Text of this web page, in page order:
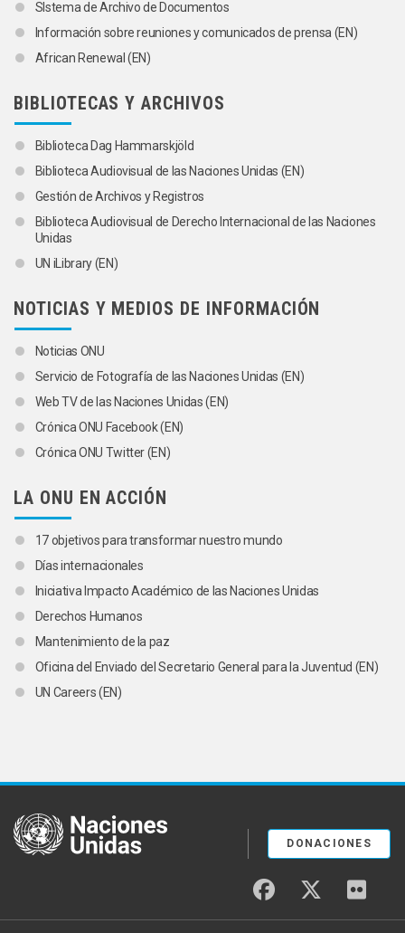
SIstema de Archivo de Documentos
Información sobre reuniones y comunicados de prensa (EN)
African Renewal (EN)
BIBLIOTECAS Y ARCHIVOS
Biblioteca Dag Hammarskjöld
Biblioteca Audiovisual de las Naciones Unidas (EN)
Gestión de Archivos y Registros
Biblioteca Audiovisual de Derecho Internacional de las Naciones
Unidas
UN iLibrary (EN)
NOTICIAS Y MEDIOS DE INFORMACIÓN
Noticias ONU
Servicio de Fotografía de las Naciones Unidas (EN)
Web TV de las Naciones Unidas (EN)
Crónica ONU Facebook (EN)
Crónica ONU Twitter (EN)
LA ONU EN ACCIÓN
17 objetivos para transformar nuestro mundo
Días internacionales
Iniciativa Impacto Académico de las Naciones Unidas
Derechos Humanos
Mantenimiento de la paz
Oficina del Enviado del Secretario General para la Juventud (EN)
UN Careers (EN)
United Nations
DONACIONES
facebook twitter